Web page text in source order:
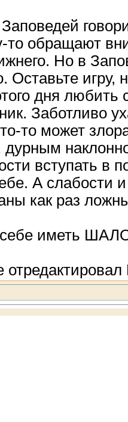
то обращают
Но в
Оставьте
дня
Заботливо
то может
дурным
вступать в
А слабости
как раз
себе иметь